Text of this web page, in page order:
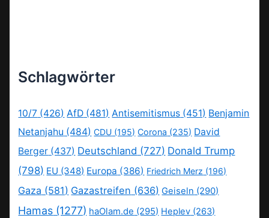
Schlagwörter
10/7 (426) AfD (481) Antisemitismus (451) Benjamin
Netanjahu (484) CDU (195) Corona (235) David
Berger (437) Deutschland (727) Donald Trump
(798) EU (348) Europa (386) Friedrich Merz (196)
Gaza (581) Gazastreifen (636) Geiseln (290)
Hamas (1277) haOlam.de (295) Heplev (263)